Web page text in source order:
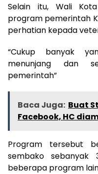
Selain itu, Wali
program pemerintah
perhatian kepada
“Cukup banyak
menunjang dan
pemerintah”
Baca Juga: Buat
Facebook, HC
Program tersebut
sembako
beberapa program